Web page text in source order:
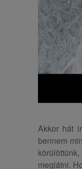
Akkor hát
bennem
meglátni.